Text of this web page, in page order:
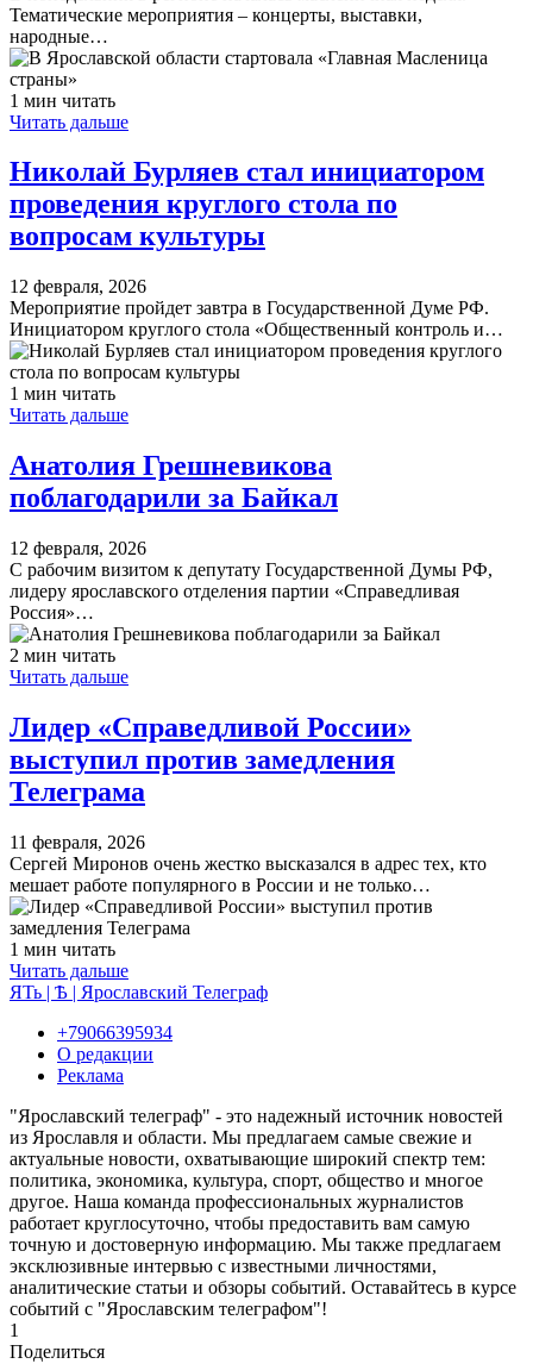
Тематические мероприятия – концерты, выставки,
народные…
1 мин читать
Читать дальше
Николай Бурляев стал инициатором
проведения круглого стола по
вопросам культуры
12 февраля, 2026
Мероприятие пройдет завтра в Государственной Думе РФ.
Инициатором круглого стола «Общественный контроль и…
1 мин читать
Читать дальше
Анатолия Грешневикова
поблагодарили за Байкал
12 февраля, 2026
С рабочим визитом к депутату Государственной Думы РФ,
лидеру ярославского отделения партии «Справедливая
Россия»…
2 мин читать
Читать дальше
Лидер «Справедливой России»
выступил против замедления
Телеграма
11 февраля, 2026
Сергей Миронов очень жестко высказался в адрес тех, кто
мешает работе популярного в России и не только…
1 мин читать
Читать дальше
ЯТь | Ѣ | Ярославский Телеграф
+79066395934
О редакции
Реклама
"Ярославский телеграф" - это надежный источник новостей
из Ярославля и области. Мы предлагаем самые свежие и
актуальные новости, охватывающие широкий спектр тем:
политика, экономика, культура, спорт, общество и многое
другое. Наша команда профессиональных журналистов
работает круглосуточно, чтобы предоставить вам самую
точную и достоверную информацию. Мы также предлагаем
эксклюзивные интервью с известными личностями,
аналитические статьи и обзоры событий. Оставайтесь в курсе
событий с "Ярославским телеграфом"!
1
Поделиться